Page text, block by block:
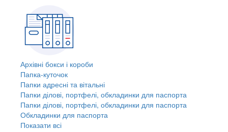
Архівні бокси і короби
Папка-куточок
Папки адресні та вітальні
Папки ділові, портфелі, обкладинки для паспорта
Папки ділові, портфелі, обкладинки для паспорта
Обкладинки для паспорта
Показати всі